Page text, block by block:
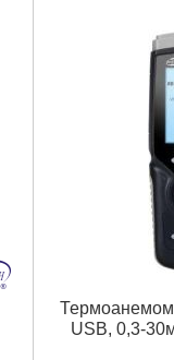
Точность, +-мм/
Габариты
400 г
USB, 0,3-